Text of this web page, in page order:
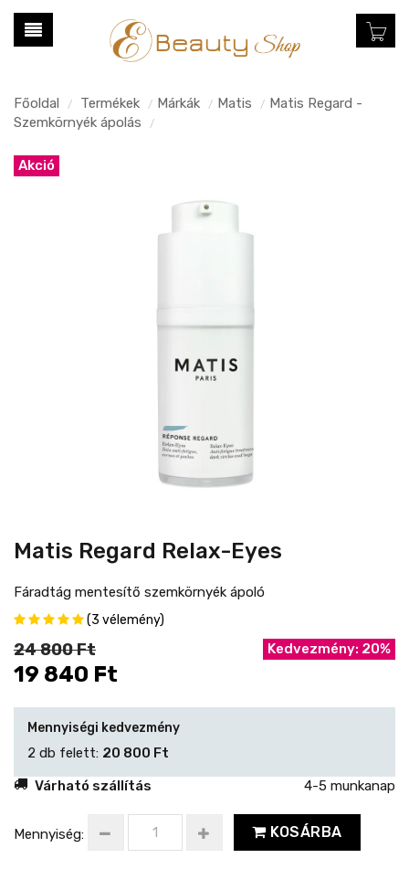
Főoldal / Termékek / Márkák / Matis / Matis Regard -
Szemkörnyék ápolás
/
Akció
Matis Regard Relax-Eyes
Fáradtág mentesítő szemkörnyék ápoló
(3 vélemény)
24 800 Ft
19 840 Ft
Kedvezmény: 20%
Mennyiségi kedvezmény
2 db felett: 20 800 Ft
Várható szállítás
4-5 munkanap
Mennyiség: KOSÁRBA